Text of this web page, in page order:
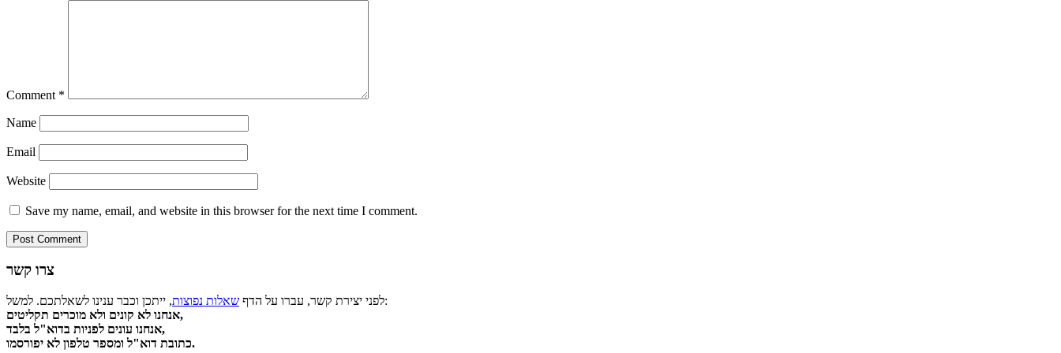
Comment *
Name
Email
Website
Save my name, email, and website in this browser for the next time I comment.
צרו קשר
לפני יצירת קשר, עברו על הדף שאלות נפוצות
, ייתכן וכבר ענינו לשאלתכם. למשל:
אנחנו לא קונים ולא מוכרים תקליטים,
אנחנו עונים לפניות בדוא"ל בלבד,
כתובת דוא"ל ומספר טלפון לא יפורסמו.